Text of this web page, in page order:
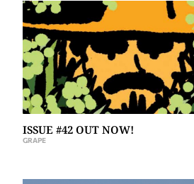
ISSUE #42 OUT NOW!
GRAPE